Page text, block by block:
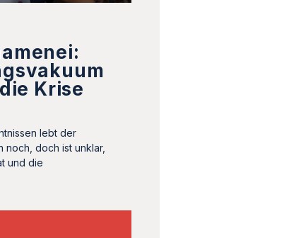
Krise
lebt der
noch, doch ist unklar,
und die